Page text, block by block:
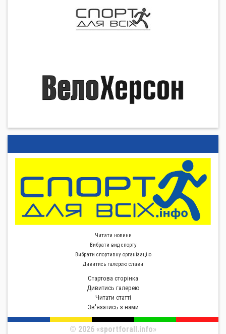
Читати новини
Вибрати вид спорту
Вибрати спортивну органiзацiю
Дивитись галерею слави
Стартова сторiнка
Дивитись галерею
Читати статті
Зв'язатись з нами
© 2026 «sportforall.info»